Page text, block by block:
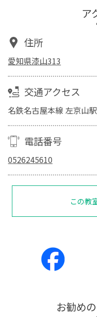
ア
住所
愛知県漆山313
交通アクセス
名鉄名古屋本線 左京山
電話番号
0526245610
この教
お勧め